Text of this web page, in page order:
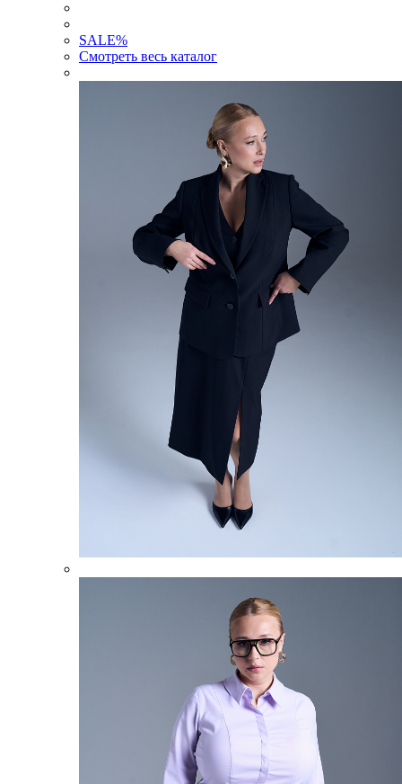
SALE%
Смотреть весь каталог